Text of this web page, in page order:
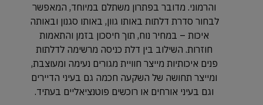
והרמוני. מדובר בפתרון משתלם במיוחד, המאפשר
לבחור סדרת דלתות באותו גוון, באותו סגנון ובאותה
איכות – במחיר נוח, תוך חיסכון בזמן והתאמות
חוזרות. השילוב בין דלת כניסה מרשימה לדלתות
פנים איכותיות מייצר חוויית מגורים נעימה ומעוצבת,
ומייצר תחושה של השקעה חכמה גם בעיני הדיירים
וגם בעיני אורחים או רוכשים פוטנציאליים בעתיד.